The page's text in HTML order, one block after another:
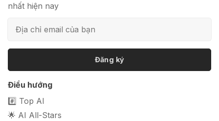
📦 Mokker - Ứng dụng chỉnh sửa
nhất hiện nay
Đăng ký
Điều hướng
#️⃣ Top AI
🌟 AI All-Stars